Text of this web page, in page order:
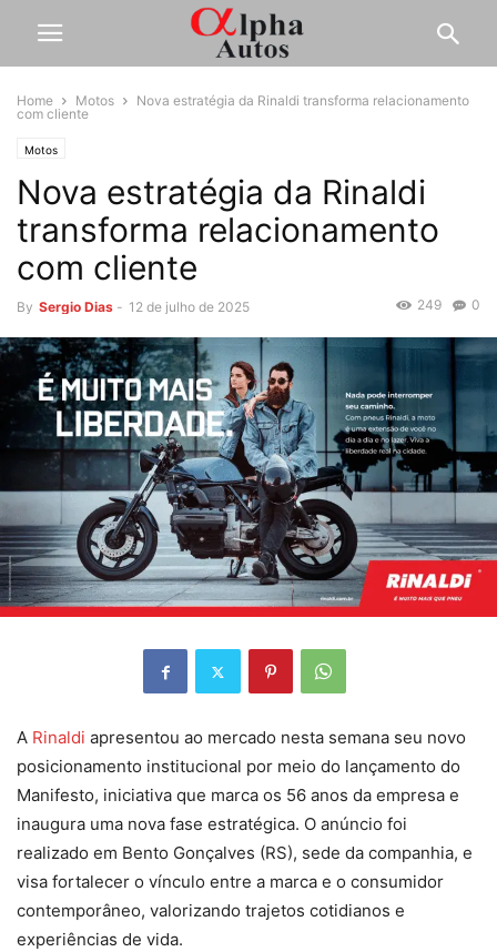
Home Motos
Nova estratégia da Rinaldi transforma relacionamento
com cliente
Motos
Nova estratégia da Rinaldi
transforma relacionamento
com cliente
By Sergio Dias - 12 de julho de 2025 0
249
A Rinaldi apresentou ao mercado nesta semana seu novo
posicionamento institucional por meio do lançamento do
Manifesto, iniciativa que marca os 56 anos da empresa e
inaugura uma nova fase estratégica. O anúncio foi
realizado em Bento Gonçalves (RS), sede da companhia, e
visa fortalecer o vínculo entre a marca e o consumidor
contemporâneo, valorizando trajetos cotidianos e
experiências de vida.